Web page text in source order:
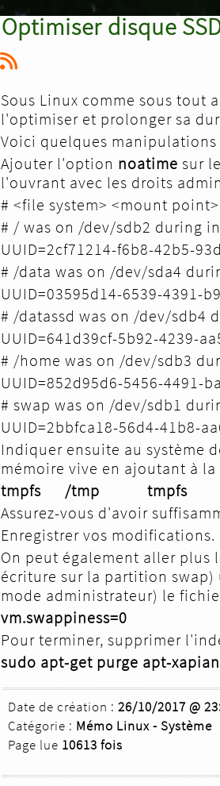
Optimiser disque
Sous Linux comme sous tout
l'optimiser et prolonger sa
Voici quelques manipulations
Ajouter l'option noatime sur
l'ouvrant avec les droits
# <file system> <mount
# / was on /dev/sdb2 during
UUID=2cf71214-f6b8-
# /data was on /dev/sda4
UUID=03595d14-6539-
# /datassd was on /dev/sdb4
UUID=641d39cf-5b92-
# /home was on /dev/sdb3
UUID=852d95d6-5456-
# swap was on /dev/sdb1
UUID=2bbfca18-56d4-
Indiquer ensuite au système
mémoire vive en ajoutant à
tmpfs /tmp tmpfs
Assurez-vous d'avoir
Enregistrer vos modifications.
On peut également aller
écriture sur la partition
mode administrateur) le
vm.swappiness=0
Pour terminer, supprimer
sudo apt-get purge apt-
Date de création : 26/10/2017 @
Catégorie : Mémo Linux - Système
Page lue 10613 fois